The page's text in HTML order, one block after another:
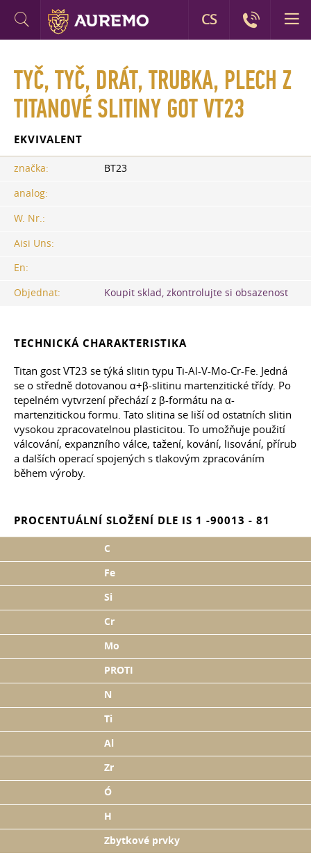
TYČ, TYČ, DRÁT, TRUBKA, PLECH Z
TITANOVÉ SLITINY GOT VT23
EKVIVALENT
značka:
BT23
analog:
W. Nr.:
Aisi Uns:
En:
Objednat:
Koupit sklad, zkontrolujte si obsazenost
TECHNICKÁ CHARAKTERISTIKA
Titan gost VT23 se týká slitin typu Ti-Al-V-Mo-Cr-Fe. Jedná
se o středně dotovanou α+β-slitinu martenzitické třídy. Po
tepelném vytvrzení přechází z β-formátu na α-
martenzitickou formu. Tato slitina se liší od ostatních slitin
vysokou zpracovatelnou plasticitou. To umožňuje použití
válcování, expanzního válce, tažení, kování, lisování, přírub
a dalších operací spojených s tlakovým zpracováním
během výroby.
PROCENTUÁLNÍ SLOŽENÍ DLE IS 1 -90013 - 81
C
Fe
Si
Cr
Mo
PROTI
N
Ti
Al
Zr
Ó
H
Zbytkové prvky
CS